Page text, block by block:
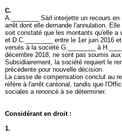
C.
A.________ Sàrl interjette un recours
arrêt dont elle demande l'annulation.
soit constaté que les montants qu'elle a
et D.C.________ entre le 1er juin 2016
versés à la société G.________ à
décembre 2018, ne sont pas soumis
Subsidiairement, la société requiert le
précédente pour nouvelle décision.
La caisse de compensation conclut au
réfère à l'arrêt cantonal, tandis que
sociales a renoncé à se déterminer.
Considérant en droit :
1.